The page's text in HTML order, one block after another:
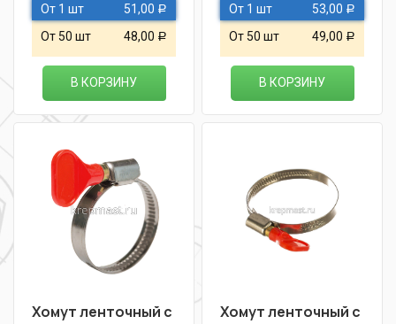
От 1 шт 51,00 Р
От 50 шт 48,00 Р
В КОРЗИНУ
От 1 шт 53,00 Р
От 50 шт 49,00 Р
В КОРЗИНУ
Хомут ленточный с
Хомут ленточный с